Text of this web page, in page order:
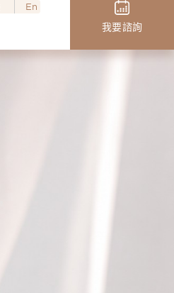
En
我要諮詢